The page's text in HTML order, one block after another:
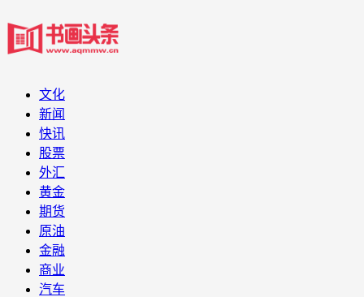
文化
新闻
快讯
股票
外汇
黄金
期货
原油
金融
商业
汽车